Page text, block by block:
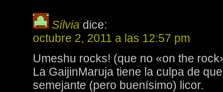
Sílvia dice:
octubre 2, 2011 a las 12:57 pm
Umeshu rocks! (que no «on the
La GaijinMaruja tiene la culpa de
semejante (pero buenísimo) licor.